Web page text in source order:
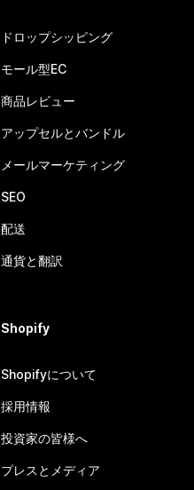
ドロップシッピング
モール型EC
商品レビュー
アップセルとバンドル
メールマーケティング
SEO
配送
通貨と翻訳
Shopify
Shopifyについて
採用情報
投資家の皆様へ
プレスとメディア